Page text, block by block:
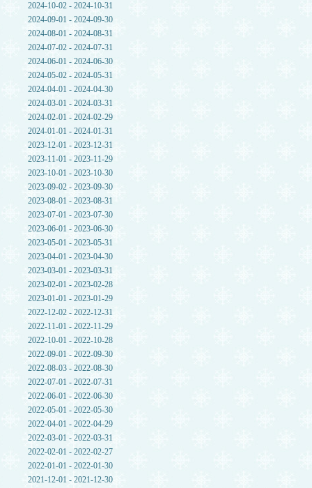
2024-10-02 - 2024-10-31
2024-09-01 - 2024-09-30
2024-08-01 - 2024-08-31
2024-07-02 - 2024-07-31
2024-06-01 - 2024-06-30
2024-05-02 - 2024-05-31
2024-04-01 - 2024-04-30
2024-03-01 - 2024-03-31
2024-02-01 - 2024-02-29
2024-01-01 - 2024-01-31
2023-12-01 - 2023-12-31
2023-11-01 - 2023-11-29
2023-10-01 - 2023-10-30
2023-09-02 - 2023-09-30
2023-08-01 - 2023-08-31
2023-07-01 - 2023-07-30
2023-06-01 - 2023-06-30
2023-05-01 - 2023-05-31
2023-04-01 - 2023-04-30
2023-03-01 - 2023-03-31
2023-02-01 - 2023-02-28
2023-01-01 - 2023-01-29
2022-12-02 - 2022-12-31
2022-11-01 - 2022-11-29
2022-10-01 - 2022-10-28
2022-09-01 - 2022-09-30
2022-08-03 - 2022-08-30
2022-07-01 - 2022-07-31
2022-06-01 - 2022-06-30
2022-05-01 - 2022-05-30
2022-04-01 - 2022-04-29
2022-03-01 - 2022-03-31
2022-02-01 - 2022-02-27
2022-01-01 - 2022-01-30
2021-12-01 - 2021-12-30